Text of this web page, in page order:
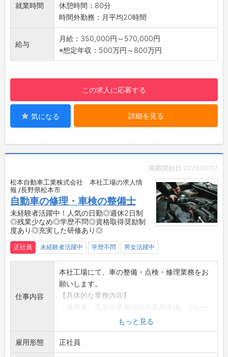
することもあります。
スキマ時間は整備書の追加箇所などに目を通し
ていて、そこに故障がある車が入庫すると「勉
強の成果がでた」と嬉しくなります。
を目指しています！
“お客様の期待にこたえるために、主体的に考え
ながらチームで動き、感性豊かで利他の心にあ
ふれる”
お待ちしております♪
・社員各自の技術力、生産力の向上。
【募集について】
・現在工場長が、サービス部門の統括を兼務し
ております。
【会社の特徴】
・新鋭の社内設備で国内外全メーカー、全車種
を取扱いますので、ご自身の技術スキル向上の
為に思う存分力を発揮していただけます。
します。
・松本山雅FCのユーススポンサー・カーサプラ
・販売から車検まで、お客様に寄り添ったサー
ビスを提供している地元密着のクルマ屋です。
【備考】
・入社する場合は、違法改造車等の入庫は一切
できません。
・マイカーで通勤する際の特記事項として、各
が必要となります。
就業時間
休憩時間：80分
時間外勤務：月平均20時間
給与
月給：350,000円～570,000円
※想定年収：500万円～800万円
この求人に応募する
気になる 詳細を見る
掲載開始日:2026/07/17
松本自動車工業株式会社 本社工場の求人情
報 /長野県松本市
自動車の修理・車検の整備士
未経験者活躍中！人気の日勤◎週休2日制
◎残業少なめ◎学歴不問◎資格取得奨励制
度あり◎充実した研修あり◎
正社員 未経験者活躍中 学歴不問 男女活躍中
仕事内容
本社工場にて、車の整備・点検・修理業務をお
願いします。
【具体的な業務内容】
ン車などの特殊車両のメンテナンス
・車検
・月次・年次点検
・法定点検
もっと見る
雇用形態 正社員